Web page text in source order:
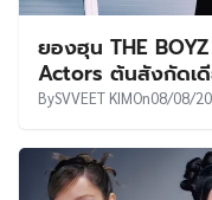
ยองฮุน THE
Actors ต้นสังกัดเ
BySVVEET KIMOn08/08/